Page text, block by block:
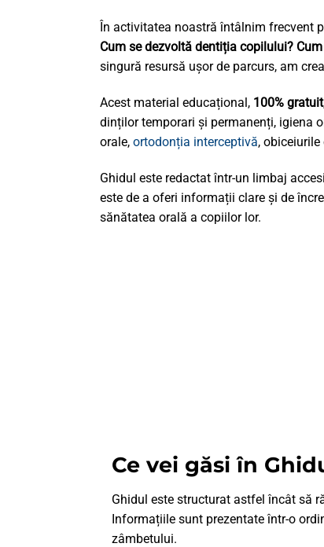
În activitatea noastră întâlnim frecvent
Cum se dezvoltă dentiția copilului?
singură resursă ușor de parcurs, am
Acest material educațional, 100% gratuit
dinților temporari și permanenți, igiena
orale, ortodonția interceptivă,
Ghidul este redactat într-un limbaj
este de a oferi informații clare și de
sănătatea orală a copiilor lor.
Ce vei găsi în
Ghidul este structurat astfel încât să
Informațiile sunt prezentate într-o
zâmbetului.